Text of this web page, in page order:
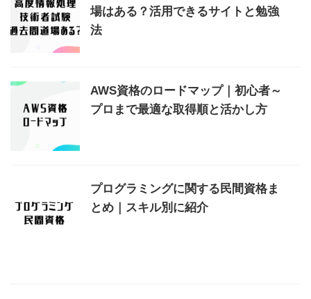
場はある？活用できるサイトと勉強
法
AWS資格のロードマップ｜初心者～
プロまで最適な取得順と活かし方
プログラミングに関する民間資格ま
とめ｜スキル別に紹介